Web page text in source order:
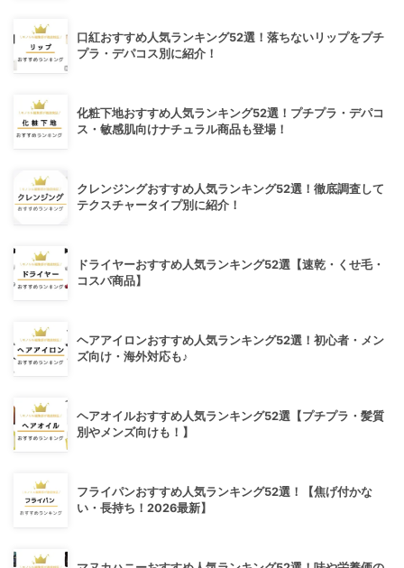
口紅おすすめ人気ランキング52選！落ちないリップをプチ
プラ・デパコス別に紹介！
化粧下地おすすめ人気ランキング52選！プチプラ・デパコ
ス・敏感肌向けナチュラル商品も登場！
クレンジングおすすめ人気ランキング52選！徹底調査して
テクスチャータイプ別に紹介！
ドライヤーおすすめ人気ランキング52選【速乾・くせ毛・
コスパ商品】
ヘアアイロンおすすめ人気ランキング52選！初心者・メン
ズ向け・海外対応も♪
ヘアオイルおすすめ人気ランキング52選【プチプラ・髪質
別やメンズ向けも！】
フライパンおすすめ人気ランキング52選！【焦げ付かな
い・長持ち！2026最新】